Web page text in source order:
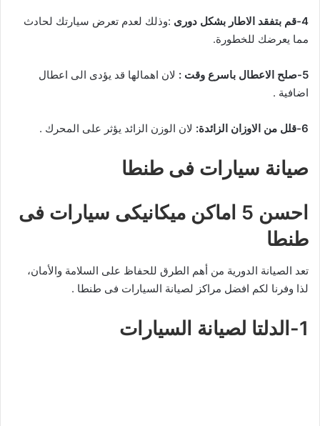
4-قم بتفقد الاطار بشكل دورى
:وذلك لعدم تعرض سيارتك لحادث
مما يعرضك للخطورة.
5-صلح الاعطال باسرع وقت :
لان اهمالها قد يؤدى الى اعطال
اضافية .
6-قلل من الاوزان الزائدة: لان الوزن الزائد يؤثر على المحرك .
صيانة سيارات فى طنطا
احسن 5 اماكن ميكانيكى سيارات فى
طنطا
تعد الصيانة الدورية من أهم الطرق للحفاظ على السلامة والأمان،
لذا وفرنا لكم افضل مراكز لصيانة السيارات فى طنطا .
1-الدلتا لصيانة السيارات